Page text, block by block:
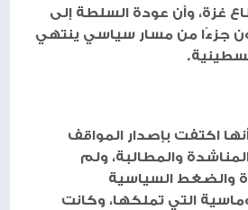
غزة، وأن عودة السلطة إلى
جزءًا من مسار سياسي ينتهي
اكتفت بإصدار المواقف
والمطالبة، ولم
والضغط السياسية
التي تملكها، وكانت